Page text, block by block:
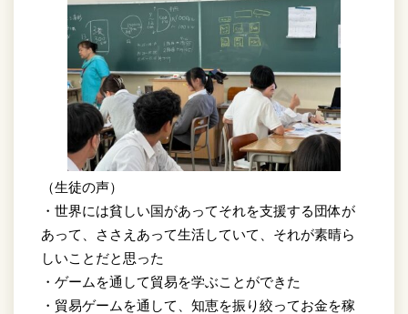
（生徒の声）
・世界には貧しい国があってそれを支援する団体が
あって、ささえあって生活していて、それが素晴ら
しいことだと思った
・ゲームを通して貿易を学ぶことができた
・貿易ゲームを通して、知恵を振り絞ってお金を稼